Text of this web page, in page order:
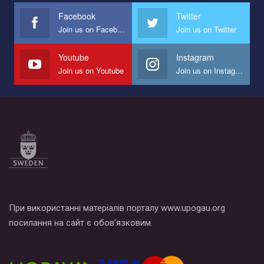
представляющий программу развития организации.
Мы просим вас поддержать нас и помочь нам реализовать
наш план по борьбе с насилием и дискриминацией на почве
СОГИ в Украине.
Все, что вам нужно сделать - это зайти на наш канал YouTube
по этой ссылке и поставить лайк под видео.
Facebook
Join us on Facebook
Twitter
Join us on Twitter
Youtube
Join us on Youtube
Instagram
Join us on Instagram
При використанні матеріалів порталу www.upogau.org
посилання на сайт є обов’язковим.